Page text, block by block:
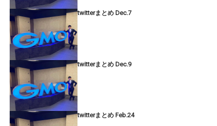
twitterまとめ Dec.7
twitterまとめ Dec.9
twitterまとめ Feb.24